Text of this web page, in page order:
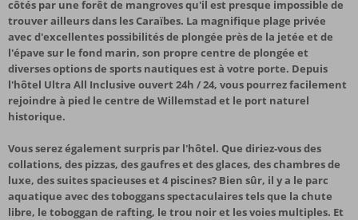
côtés par une forêt de mangroves qu'il est presque impossible de
trouver ailleurs dans les Caraïbes. La magnifique plage privée
avec d'excellentes possibilités de plongée près de la jetée et de
l'épave sur le fond marin, son propre centre de plongée et
diverses options de sports nautiques est à votre porte. Depuis
l'hôtel Ultra All Inclusive ouvert 24h / 24, vous pourrez facilement
rejoindre à pied le centre de Willemstad et le port naturel
historique.
Vous serez également surpris par l'hôtel. Que diriez-vous des
collations, des pizzas, des gaufres et des glaces, des chambres de
luxe, des suites spacieuses et 4 piscines? Bien sûr, il y a le parc
aquatique avec des toboggans spectaculaires tels que la chute
libre, le toboggan de rafting, le trou noir et les voies multiples. Et